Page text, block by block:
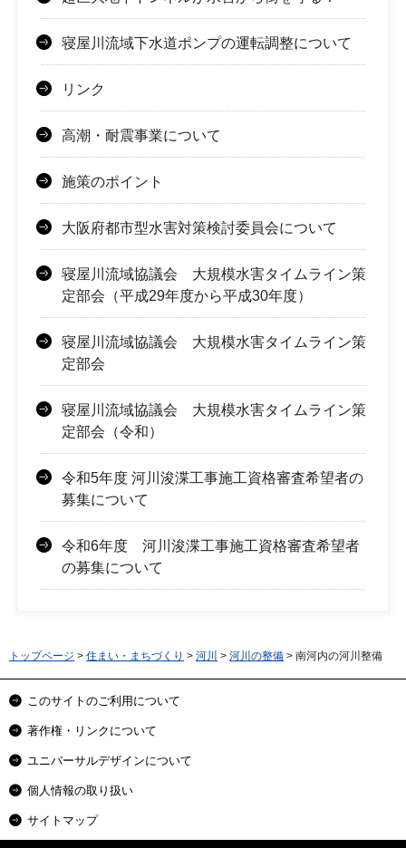
寝屋川流域下水道ポンプの運転調整について
リンク
高潮・耐震事業について
施策のポイント
大阪府都市型水害対策検討委員会について
寝屋川流域協議会 大規模水害タイムライン策
定部会（平成29年度から平成30年度）
寝屋川流域協議会 大規模水害タイムライン策
定部会
寝屋川流域協議会 大規模水害タイムライン策
定部会（令和）
令和5年度 河川浚渫工事施工資格審査希望者の
募集について
令和6年度 河川浚渫工事施工資格審査希望者
の募集について
トップページ > 住まい・まちづくり > 河川 > 河川の整備 > 南河内の河川整備
このサイトのご利用について
著作権・リンクについて
ユニバーサルデザインについて
個人情報の取り扱い
サイトマップ